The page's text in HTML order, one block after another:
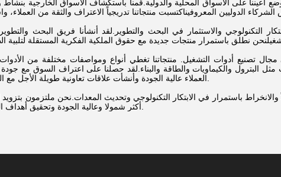
أعيننا على الأسواق المحلية والدولية.قمنا باستكشاف الأسواق الخارجية
التكنولوجي والاستثمار في البحث والتطوير.لقد أنشأنا فريق البحث
تصنيع أدوات التشغيل. منتجاتنا تغطي أنواع ومواصفات مختلفة من
البترول والكيماويات والطاقة والبناء.لقد حصلنا على اعتراف السوق مع
باستمرار في الابتكار التكنولوجي وتحديث المعدات.نحن ملتزمون